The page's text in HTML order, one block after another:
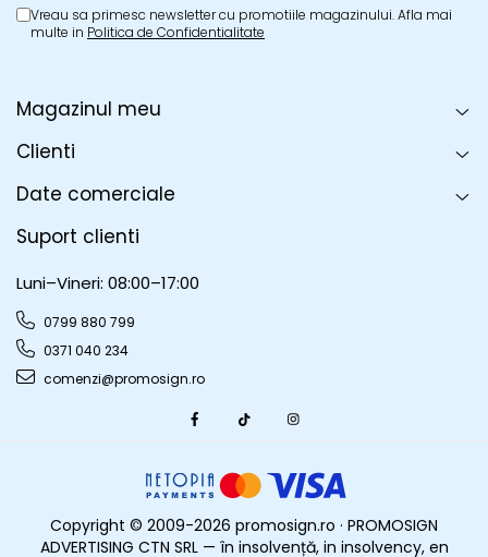
Vreau sa primesc newsletter cu promotiile magazinului. Afla mai
multe in Politica de Confidentialitate
Magazinul meu
Clienti
Date comerciale
Suport clienti
Luni–Vineri: 08:00–17:00
0799 880 799
0371 040 234
comenzi@promosign.ro
Copyright © 2009-2026 promosign.ro · PROMOSIGN
ADVERTISING CTN SRL — în insolvență, in insolvency, en